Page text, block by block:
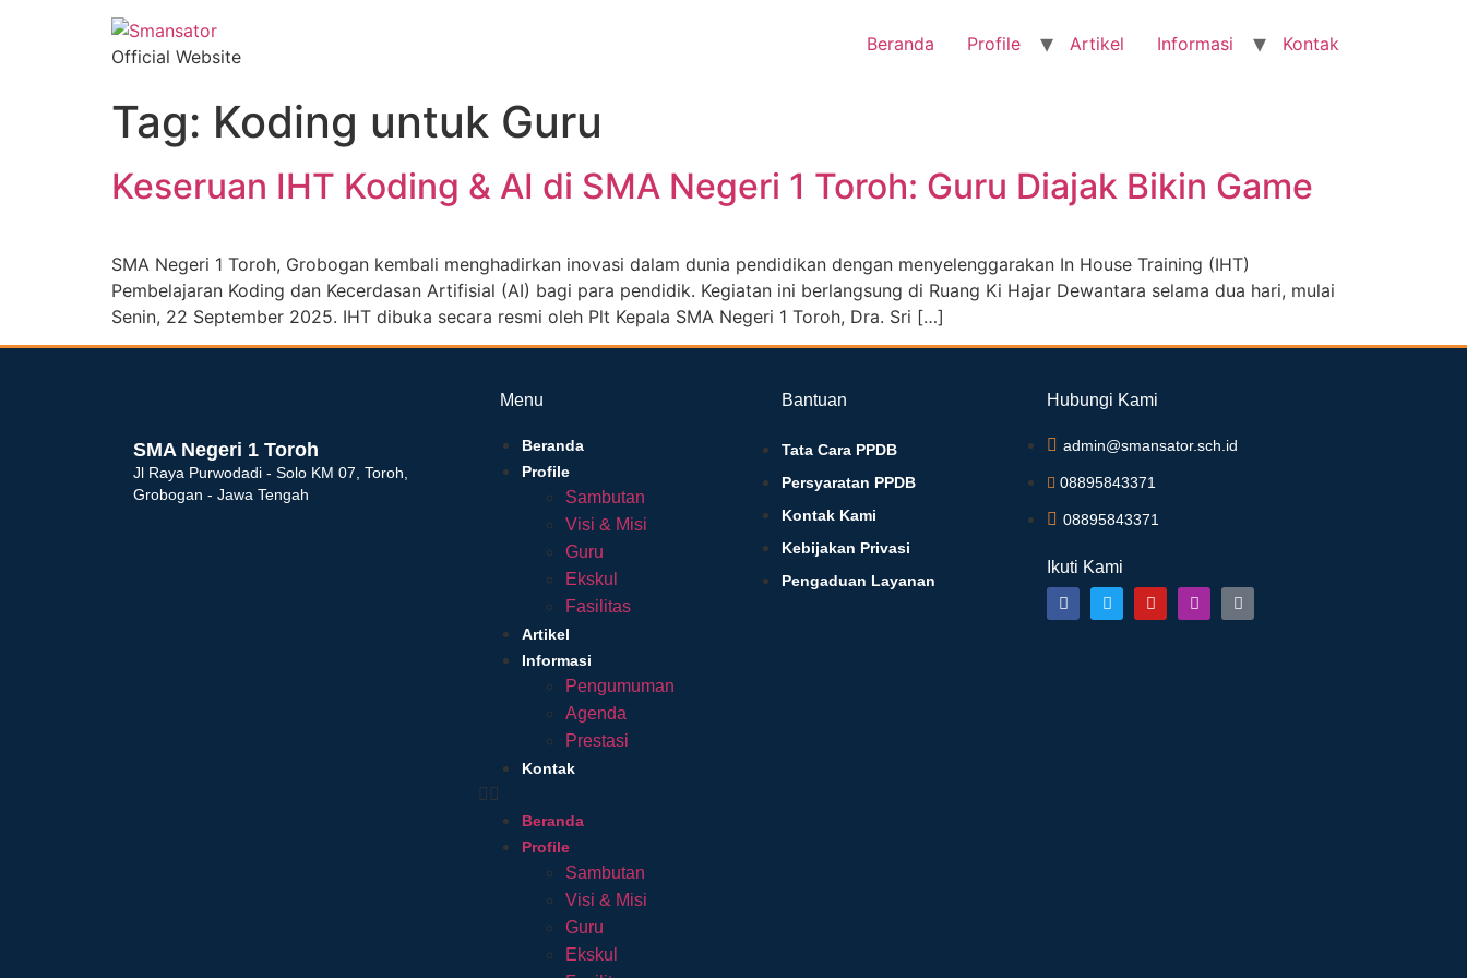
Official Website
Beranda Profile Artikel Informasi Kontak
Tag: Koding untuk Guru
Keseruan IHT Koding & AI di SMA Negeri 1 Toroh: Guru Diajak Bikin Game
SMA Negeri 1 Toroh, Grobogan kembali menghadirkan inovasi dalam dunia pendidikan dengan menyelenggarakan In House Training (IHT)
Pembelajaran Koding dan Kecerdasan Artifisial (AI) bagi para pendidik. Kegiatan ini berlangsung di Ruang Ki Hajar Dewantara selama dua hari, mulai
Senin, 22 September 2025. IHT dibuka secara resmi oleh Plt Kepala SMA Negeri 1 Toroh, Dra. Sri […]
SMA Negeri 1 Toroh
Jl Raya Purwodadi - Solo KM 07, Toroh,
Grobogan - Jawa Tengah
Menu
Beranda
Profile
Sambutan
Visi & Misi
Guru
Ekskul
Fasilitas
Artikel
Informasi
Pengumuman
Agenda
Prestasi
Kontak
Beranda
Profile
Sambutan
Visi & Misi
Guru
Ekskul
Bantuan
Tata Cara PPDB
Persyaratan PPDB
Kontak Kami
Kebijakan Privasi
Pengaduan Layanan
Hubungi Kami
admin@smansator.sch.id
08895843371
08895843371
Ikuti Kami